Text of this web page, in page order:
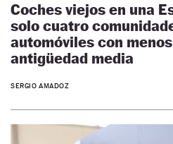
Coches viejos en una
solo cuatro
automóviles con
antigüedad media
SERGIO AMADOZ